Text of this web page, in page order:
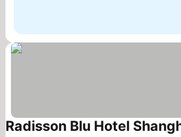
Radisson Blu Hotel